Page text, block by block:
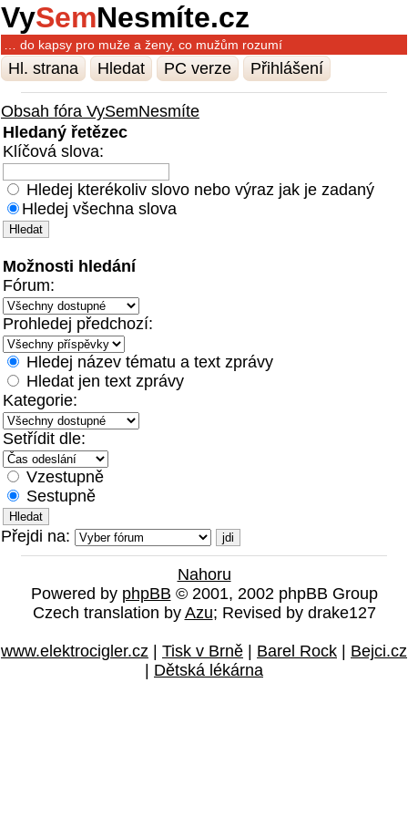
VySemNesmíte.cz
… do kapsy pro muže a ženy, co mužům rozumí
Hl. strana Hledat PC verze Přihlášení
Obsah fóra VySemNesmíte
Hledaný řetězec
Klíčová slova:
Hledej kterékoliv slovo nebo výraz jak je zadaný
Hledej všechna slova
Možnosti hledání
Fórum:
Prohledej předchozí:
Hledej název tématu a text zprávy
Hledat jen text zprávy
Kategorie:
Setřídit dle:
Vzestupně
Sestupně
Přejdi na:
Nahoru
Powered by phpBB © 2001, 2002 phpBB Group
Czech translation by Azu; Revised by drake127
www.elektrocigler.cz Tisk v Brně Barel Rock
Bejci.cz
Dětská lékárna